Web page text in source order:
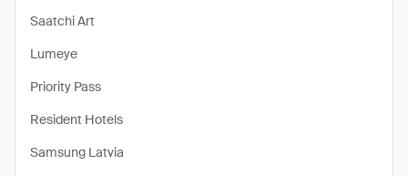
Saatchi Art
Lumeye
Priority Pass
Resident Hotels
Samsung Latvia